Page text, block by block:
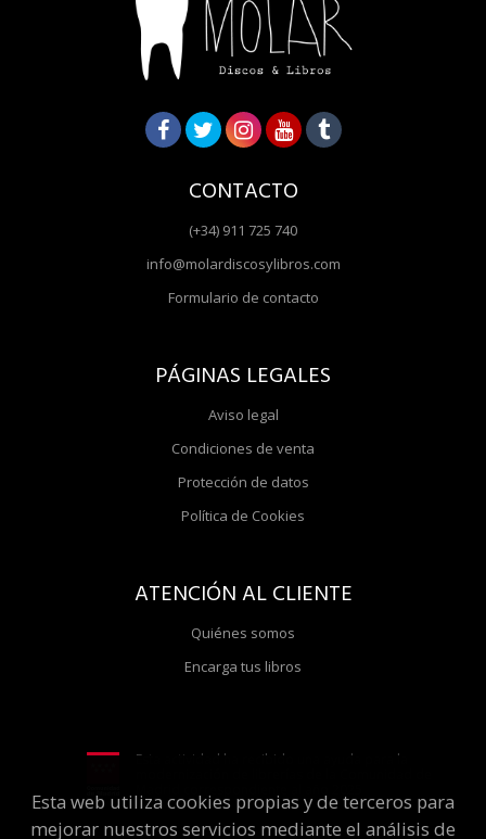
CONTACTO
(+34) 911 725 740
info@molardiscosylibros.com
Formulario de contacto
PÁGINAS LEGALES
Aviso legal
Condiciones de venta
Protección de datos
Política de Cookies
ATENCIÓN AL CLIENTE
Quiénes somos
Encarga tus libros
Esta actividad ha recibido una ayuda para la
Esta web utiliza cookies propias y de terceros para
mejorar nuestros servicios mediante el análisis de